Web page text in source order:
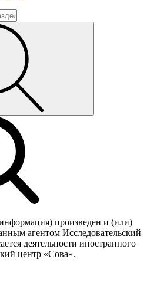
произведен и (или)
агентом Исследовательский
деятельности иностранного
центр «Сова».